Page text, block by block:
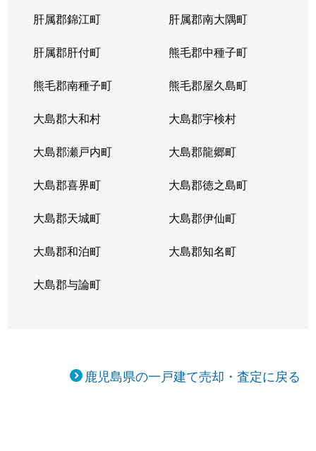
肝属郡錦江町 肝属郡南大隅町
肝属郡肝付町 熊毛郡中種子町
熊毛郡南種子町 熊毛郡屋久島町
大島郡大和村 大島郡宇検村
大島郡瀬戸内町 大島郡龍郷町
大島郡喜界町 大島郡徳之島町
大島郡天城町 大島郡伊仙町
大島郡和泊町 大島郡知名町
大島郡与論町
鹿児島県の一戸建て売却・査定に戻る